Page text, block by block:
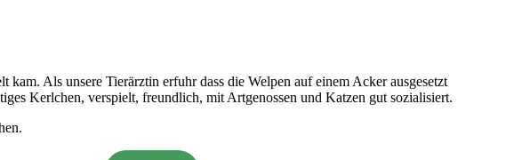
Als unsere Tierärztin erfuhr dass die Welpen auf einem Acker ausgesetzt
Kerlchen, verspielt, freundlich, mit Artgenossen und Katzen gut sozialisiert.